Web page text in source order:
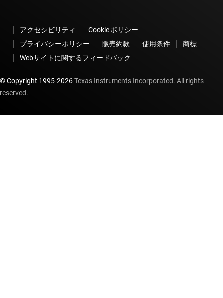
アクセシビリティ
Cookie ポリシー
プライバシーポリシー
販売約款 使用条件
商標
Webサイトに関するフィードバック
© Copyright 1995-2026Texas Instruments Incorporated. All rights
reserved.